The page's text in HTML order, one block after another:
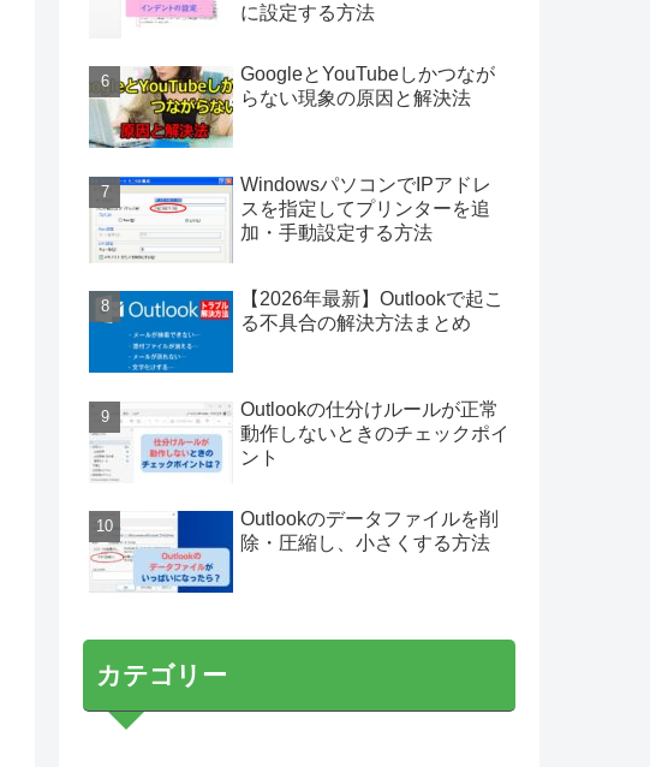
に設定する方法
GoogleとYouTubeしかつなが
らない現象の原因と解決法
WindowsパソコンでIPアドレ
スを指定してプリンターを追
加・手動設定する方法
【2026年最新】Outlookで起こ
る不具合の解決方法まとめ
Outlookの仕分けルールが正常
動作しないときのチェックポイ
ント
Outlookのデータファイルを削
除・圧縮し、小さくする方法
カテゴリー